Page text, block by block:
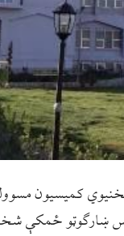
کمیسیون
ښارګوټو ځمکې